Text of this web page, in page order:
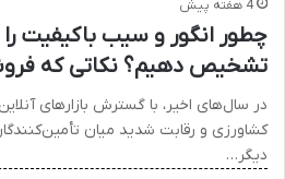
4 هفته پیش
چطور انگور و سیب باکیفیت را
تشخیص دهیم؟ نکاتی که
در سال‌های اخیر، با گسترش بازارهای
کشاورزی و رقابت شدید میان
دیگر…